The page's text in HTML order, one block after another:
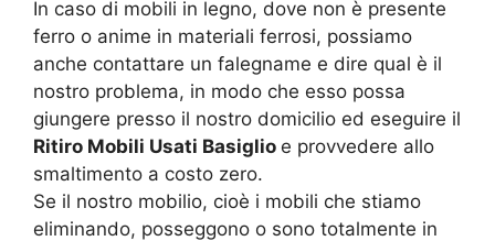
In caso di mobili in legno, dove non è presente
ferro o anime in materiali ferrosi, possiamo
anche contattare un falegname e dire qual è il
nostro problema, in modo che esso possa
giungere presso il nostro domicilio ed eseguire il
Ritiro Mobili Usati Basiglio e provvedere allo
smaltimento a costo zero.
Se il nostro mobilio, cioè i mobili che stiamo
eliminando, posseggono o sono totalmente in